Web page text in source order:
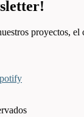
proyectos,